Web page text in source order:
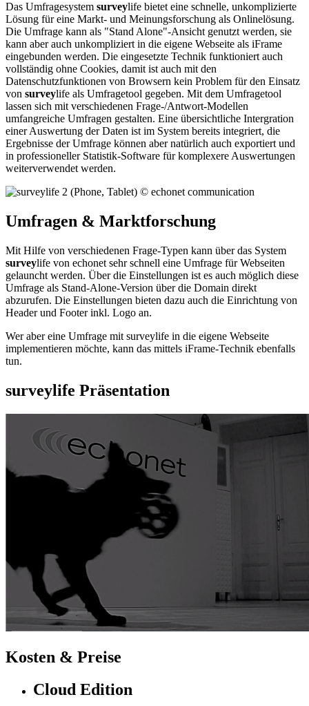
Das Umfragesystem surveylife bietet eine schnelle, unkomplizierte
Lösung für eine Markt- und Meinungsforschung als Onlinelösung.
Die Umfrage kann als "Stand Alone"-Ansicht genutzt werden, sie
kann aber auch unkompliziert in die eigene Webseite als iFrame
eingebunden werden. Die eingesetzte Technik funktioniert auch
vollständig ohne Cookies, damit ist auch mit den
Datenschutzfunktionen von Browsern kein Problem für den Einsatz
von surveylife als Umfragetool gegeben. Mit dem Umfragetool
lassen sich mit verschiedenen Frage-/Antwort-Modellen
umfangreiche Umfragen gestalten. Eine übersichtliche Intergration
einer Auswertung der Daten ist im System bereits integriert, die
Ergebnisse der Umfrage können aber natürlich auch exportiert und
in professioneller Statistik-Software für komplexere Auswertungen
weiterverwendet werden.
Umfragen & Marktforschung
Mit Hilfe von verschiedenen Frage-Typen kann über das System
surveylife von echonet sehr schnell eine Umfrage für Webseiten
gelauncht werden. Über die Einstellungen ist es auch möglich diese
Umfrage als Stand-Alone-Version über die Domain direkt
abzurufen. Die Einstellungen bieten dazu auch die Einrichtung von
Header und Footer inkl. Logo an.
Wer aber eine Umfrage mit surveylife in die eigene Webseite
implementieren möchte, kann das mittels iFrame-Technik ebenfalls
tun.
surveylife Präsentation
Kosten & Preise
Cloud Edition